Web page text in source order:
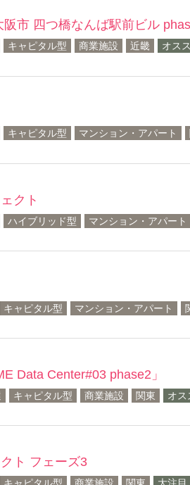
市 四つ橋なんば駅前ビル
キャピタル型 商業施設 近畿 オス
キャピタル型 マンション・アパート
クト
ハイブリッド型 マンション・アパート
キャピタル型 マンション・アパート
Data Center#03 phase2」
キャピタル型 商業施設 関東 オス
ト フェーズ3